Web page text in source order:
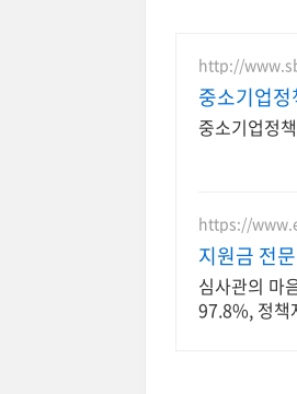
http://
중소기업
중소기업정
https://
지원금 전
심사관의 마
97.8%, 정책